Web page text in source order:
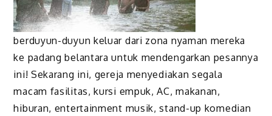
berduyun-duyun keluar dari zona nyaman mereka
ke padang belantara untuk mendengarkan pesannya
ini! Sekarang ini, gereja menyediakan segala
macam fasilitas, kursi empuk, AC, makanan,
hiburan, entertainment musik, stand-up komedian